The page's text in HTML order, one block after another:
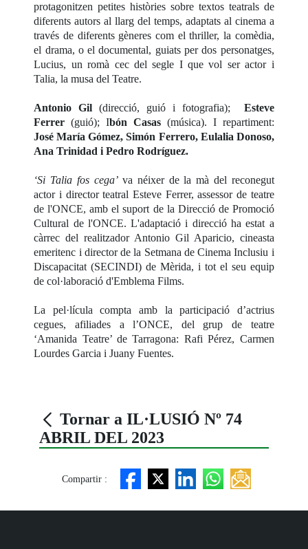
protagonitzen petites històries sobre textos teatrals de
diferents autors al llarg del temps, adaptats al cinema a
través de diferents gèneres com el thriller, la comèdia,
el drama, o el documental, guiats per dos personatges,
Lucius, un romà cec del segle I que vol ser actor i
Talia, la musa del Teatre.
Antonio Gil (direcció, guió i fotografia); Esteve
Ferrer(guió); Ibón Casas (música). I repartiment:
José María Gómez, Simón Ferrero, Eulalia Donoso,
Ana Trinidad i Pedro Rodríguez.
‘Si Talia fos cega’va néixer de la mà del reconegut
actor i director teatral Esteve Ferrer, assessor de teatre
de l'ONCE, amb el suport de la Direcció de Promoció
Cultural de l'ONCE. L'adaptació i direcció ha estat a
càrrec del realitzador Antonio Gil Aparicio, cineasta
emeritenc i director de la Setmana de Cinema Inclusiu i
Discapacitat (SECINDI) de Mèrida, i tot el seu equip
de col·laboració d'Emblema Films.
La pel·lícula compta amb la participació d’actrius
cegues, afiliades a l’ONCE, del grup de teatre
‘Amanida Teatre’ de Tarragona: Rafi Pérez, Carmen
Lourdes Garcia i Juany Fuentes.
Tornar a IL·LUSIÓ Nº 74
ABRIL DEL 2023
Compartir :